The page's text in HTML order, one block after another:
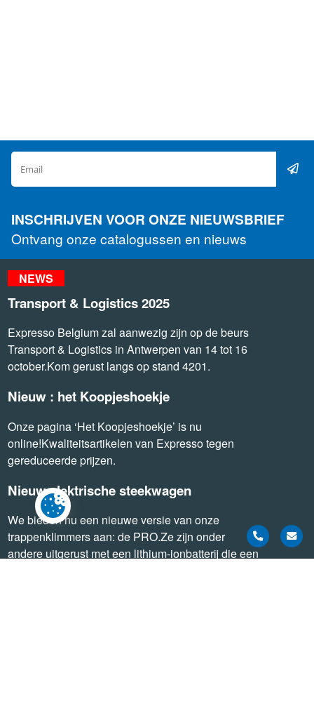
INSCHRIJVEN VOOR ONZE NIEUWSBRIEF
Ontvang onze catalogussen en nieuws
NEWS
Transport & Logistics 2025
Expresso Belgium zal aanwezig zijn op de beurs
Transport & Logistics in Antwerpen van 14 tot 16
october.Kom gerust langs op stand 4201.
Nieuw : het Koopjeshoekje
Onze pagina ‘Het Koopjeshoekje’ is nu
online!Kwaliteitsartikelen van Expresso tegen
gereduceerde prijzen.
Nieuw elektrische steekwagen
We bieden nu een nieuwe versie van onze
trappenklimmers aan: de PRO.Ze zijn onder
andere uitgerust met een lithium-ionbatterij die een